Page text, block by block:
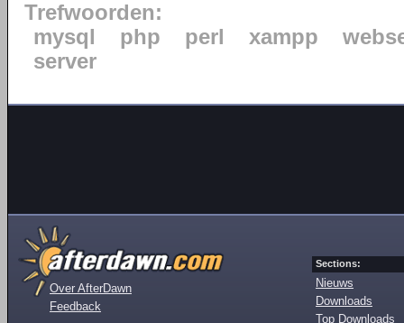
Trefwoorden:
mysql
php perl xampp
server
Over AfterDawn
Feedback
Sections:
Nieuws
Downloads
Top Downloads